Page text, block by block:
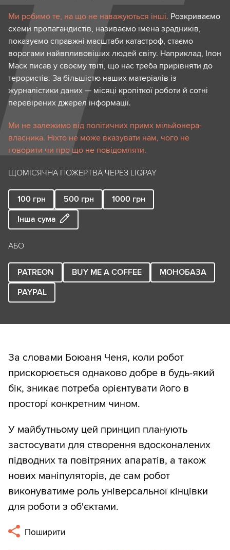
Ми робимо те, на що не наважуються інші. Розкриваємо
схеми пропагандистів, називаємо імена зрадників,
показуємо справжні масштаби катастроф, стаємо
ворогами найвпливовіших людей світу. Наприклад, Ілон
Маск писав у своєму твіті, що нас треба прирівняти до
терористів. За більшістю наших матеріалів із
журналістики даних — місяці кропіткої роботи й сотні
перевірених джерел інформації.
Ми не залежимо від політичних примх мільйонера-
власника. Ніхто не може вказувати нам, чого не
говорити чи про що не повідомляти.
ЩОМІСЯЧНА ПОЖЕРТВА ЧЕРЕЗ LIQPAY
100 грн 500 грн 1000 грн
Інша сума
АБО
PATREON BUY ME A COFFEE
МОНОБАЗА
PAYPAL
За словами Боюаня Ченя, коли робот
прискорюється однаково добре в будь-який
бік, зникає потреба орієнтувати його в
просторі конкретним чином.
У майбутньому цей принцип планують
застосувати для створення вдосконалених
підводних та повітряних апаратів, а також
нових маніпуляторів, де сам робот
виконуватиме роль універсальної кінцівки
для роботи з об'єктами.
Поширити